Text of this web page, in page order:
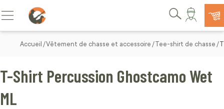
Allez au contenu
Basculer la navigation
Rechercher
Accueil Vêtement de chasse et accessoire Tee-shirt de chasse
T-Shirt Percussion Ghostcamo Wet
ML